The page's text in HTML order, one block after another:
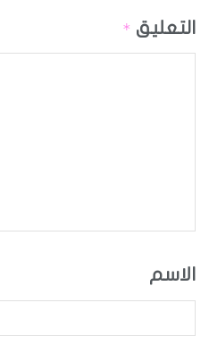
التعليق *
الاسم